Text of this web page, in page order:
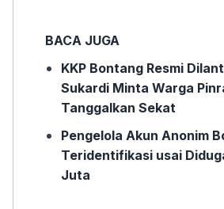
BACA JUGA
KKP Bontang Resmi
Sukardi Minta Warga
Tanggalkan Sekat
Pengelola Akun Anonim
Teridentifikasi usai
Juta